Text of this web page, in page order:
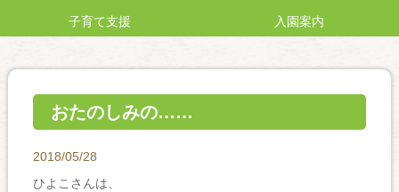
子育て支援 入園案内
おたのしみの……
2018/05/28
ひよこさんは、